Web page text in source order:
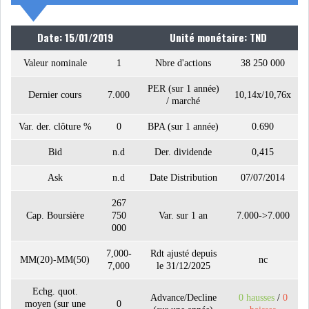
NOMINATIONS NOTATION
PRIVATISATION & OPV RAPPORTS DE GESTION
DIVERS
OPINION ANALYSE MARCHÉ
BOURSE DE TUNIS : UN BILAN
HEBDOMADAIRE...
Date: 15/01/2019 Unité monétaire: TND
Valeur nominale 1 Nbre d'actions 38 250 000
Dernier cours 7.000
PER (sur 1 année)
/ marché
10,14x/10,76x
Var. der. clôture % 0 BPA (sur 1 année) 0.690
Bid n.d Der. dividende 0,415
Ask n.d Date Distribution 07/07/2014
Cap. Boursière
267
750
000
Var. sur 1 an 7.000->7.000
MM(20)-MM(50)
7,000-
7,000
Rdt ajusté depuis
le 31/12/2025
nc
Echg. quot.
moyen (sur une
0
Advance/Decline
0 hausses/ 0